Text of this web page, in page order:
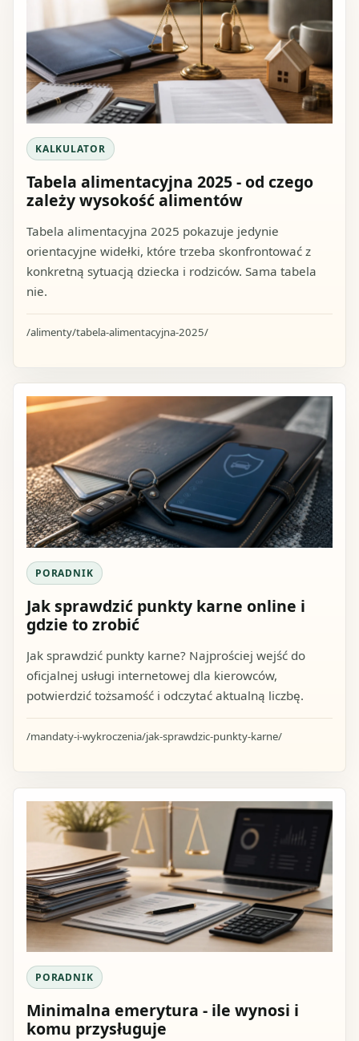
KALKULATOR
Tabela alimentacyjna 2025 - od czego
zależy wysokość alimentów
Tabela alimentacyjna 2025 pokazuje jedynie
orientacyjne widełki, które trzeba skonfrontować z
konkretną sytuacją dziecka i rodziców. Sama tabela
nie.
/alimenty/tabela-alimentacyjna-2025/
PORADNIK
Jak sprawdzić punkty karne online i
gdzie to zrobić
Jak sprawdzić punkty karne? Najprościej wejść do
oficjalnej usługi internetowej dla kierowców,
potwierdzić tożsamość i odczytać aktualną liczbę.
/mandaty-i-wykroczenia/jak-sprawdzic-punkty-karne/
PORADNIK
Minimalna emerytura - ile wynosi i
komu przysługuje